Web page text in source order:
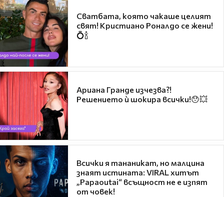
Сватбата, която чакаше целият
свят! Кристиано Роналдо се жени!
💍🍾
Ариана Гранде изчезва?!
Решението ѝ шокира всички!😯💥
Всички я тананикат, но малцина
знаят истината: VIRAL хитът
„Papaoutai“ всъщност не е изпят
от човек!